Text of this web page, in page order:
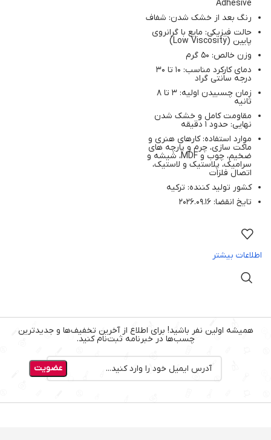
Adhesive
رنگ بعد از خشک شدن: شفاف
حالت فیزیکی: مایع با گرانروی
پایین (Low Viscosity)
وزن خالص: 50 گرم
دمای کارکرد مناسب: 10 تا 30
درجه سانتی‌ گراد
زمان چسبیدن اولیه: 3 تا 8
ثانیه
مقاومت کامل و خشک شدن
نهایی: حدود 1 دقیقه
موارد استفاده: کارهای هنری و
ماکت‌ سازی، چرم و پارچه‌ های
ضخیم، چوب و MDF، شیشه و
سرامیک، پلاستیک و لاستیک،
اتصال فلزات
کشور تولید کننده: ترکیه
تایخ انقضا: 2026.09.16
اطلاعات بیشتر
همیشه اولین نفر باشید! برای اطلاع از آخرین تخفیف‌ها و جدیدترین
چسب‌ها در خبرنامه ثبت‌نام کنید.